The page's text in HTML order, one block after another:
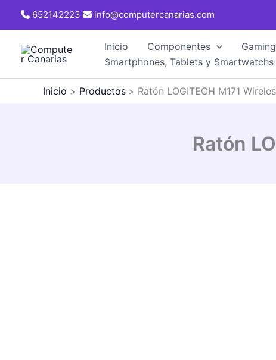
652142223 info@computercanarias.com
Inicio Componentes Gaming
Smartphones, Tablets y Smartwatchs
Inicio Productos Ratón LOGITECH M171
Ratón